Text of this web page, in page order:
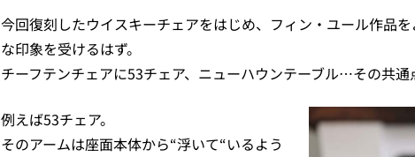
今回復刻したウイスキーチェアをはじめ、フィン・ユール作品
な印象を受けるはず。
チーフテンチェアに53チェア、ニューハウンテーブル…その共通
例えば53チェア。
そのアームは座面本体から“浮いて“いるよう